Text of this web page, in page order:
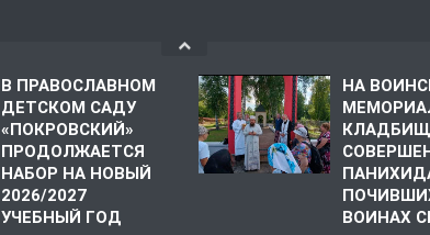
В ПРАВОСЛАВНОМ
ДЕТСКОМ САДУ
«ПОКРОВСКИЙ»
ПРОДОЛЖАЕТСЯ
НАБОР НА НОВЫЙ
2026/2027
УЧЕБНЫЙ ГОД
НА
ВОИНАХ